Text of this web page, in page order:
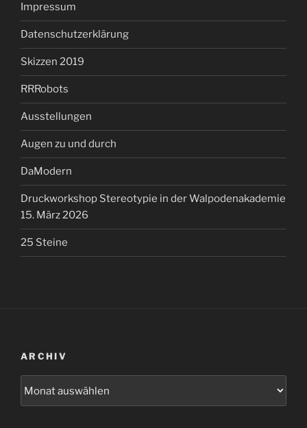
Impressum
Datenschutzerklärung
Skizzen 2019
RRRobots
Ausstellungen
Augen zu und durch
DaModern
Druckworkshop Stereotypie in der Walpodenakademie
15. März 2026
25 Steine
ARCHIV